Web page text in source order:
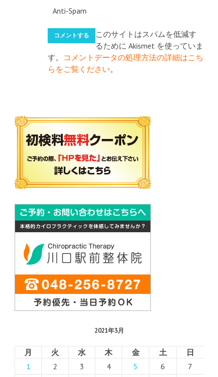
Anti-Spam
このサイトはスパムを低減す
るために Akismet を使っていま
す。 コメントデータの処理方法の詳細はこち
らをご覧ください。
2021年3月
月 火 水 木 金 土 日
1 2 3 4 5 6
7